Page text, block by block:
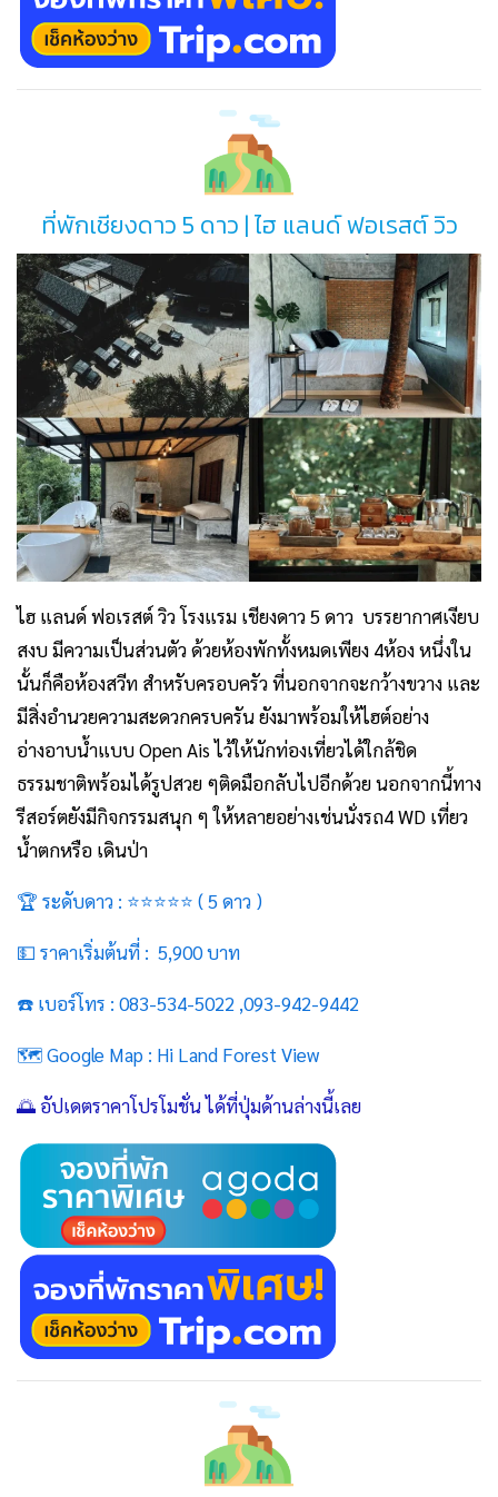
ที่พักเชียงดาว 5 ดาว | ไฮ แลนด์ ฟอเรสต์ วิว
ไฮ แลนด์ ฟอเรสต์ วิวโรงแรม เชียงดาว 5 ดาว บรรยากาศเงียบ
สงบ มีความเป็นส่วนตัว ด้วยห้องพักทั้งหมดเพียง 4ห้อง หนึ่งใน
นั้นก็คือห้องสวีท สำหรับครอบครัว ที่นอกจากจะกว้างขวาง และ
มีสิ่งอำนวยความสะดวกครบครัน ยังมาพร้อมให้ไฮต์อย่าง
อ่างอาบน้ำแบบ Open Ais ไว้ให้นักท่องเที่ยวได้ใกล้ชิด
ธรรมชาติพร้อมได้รูปสวย ๆติดมือกลับไปอีกด้วย นอกจากนี้ทาง
รีสอร์ตยังมีกิจกรรมสนุก ๆ ให้หลายอย่างเช่นนั่งรถ4 WD เที่ยว
น้ำตกหรือ เดินป่า
🏆 ระดับดาว : ⭐⭐⭐⭐⭐ ( 5 ดาว )
💵 ราคาเริ่มต้นที่ : 5,900 บาท
☎️ เบอร์โทร : 083-534-5022 ,093-942-9442
🗺️ Google Map : Hi Land Forest View
🌅 อัปเดตราคาโปรโมชั่น ได้ที่ปุ่มด้านล่างนี้เลย